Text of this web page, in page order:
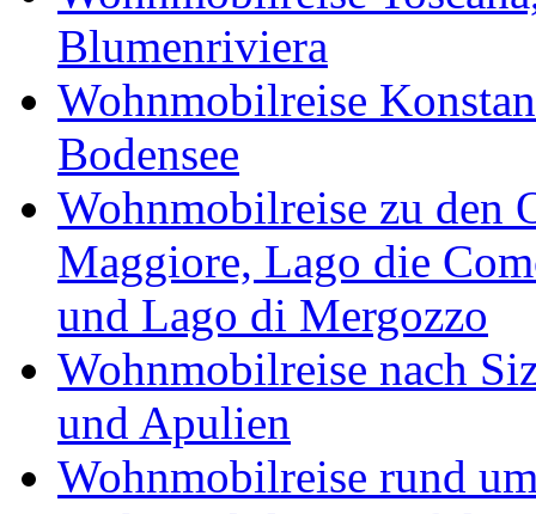
Blumenriviera
Wohnmobilreise
Bodensee
Wohnmobilreise zu den
Maggiore, Lago die
und Lago di Mergozzo
Wohnmobilreise nach
und Apulien
Wohnmobilreise rund